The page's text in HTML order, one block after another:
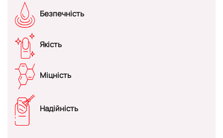
Безпечність
Якість
Міцність
Надійність